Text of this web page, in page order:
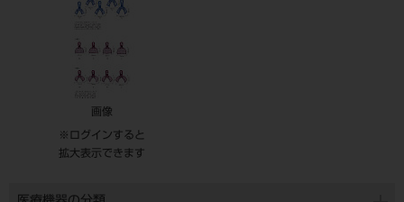
画像
※ログインすると
拡大表示できます